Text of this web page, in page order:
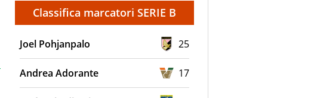
Classifica marcatori SERIE B
Joel Pohjanpalo 25
Andrea Adorante 17